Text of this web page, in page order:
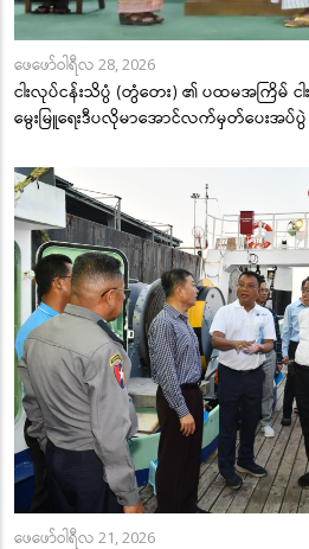
ဖေဖော်ဝါရီလ 28, 2026
ငါးလုပ်ငန်းသိပ္ပံ (တွံတေး) ၏ ပထမအကြိမ် ငါ
မွေးမြူရေးဒီပလိုမာအောင်လက်မှတ်ပေးအပ်ပွဲ
ဖေဖော်ဝါရီလ 21, 2026